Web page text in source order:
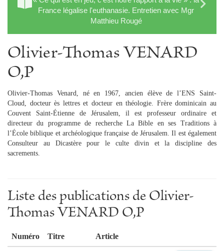
France légalise l'euthanasie. Entretien avec Mgr
Matthieu Rougé
Olivier-Thomas VENARD
O,P
Olivier-Thomas Venard, né en 1967, ancien élève de l’ENS Saint-
Cloud, docteur ès lettres et docteur en théologie. Frère dominicain au
Couvent Saint-Étienne de Jérusalem, il est professeur ordinaire et
directeur du programme de recherche La Bible en ses Traditions à
l’École biblique et archéologique française de Jérusalem. Il est également
Consulteur au Dicastère pour le culte divin et la discipline des
sacrements.
Liste des publications de Olivier-
Thomas VENARD O,P
Numéro Titre Article